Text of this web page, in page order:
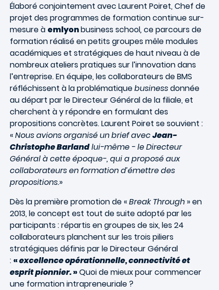
Élaboré conjointement avec Laurent Poiret, Chef de
projet des programmes de formation continue sur-
mesure à emlyonbusiness school, ce parcours de
formation réalisé en petits groupes mêle modules
académiques et stratégiques de haut niveau à de
nombreux ateliers pratiques sur l’innovation dans
l’entreprise. En équipe, les collaborateurs de BMS
réfléchissent à la problématiquebusinessdonnée
au départ par le Directeur Général de la filiale, et
cherchent à y répondre en formulant des
propositions concrètes. Laurent Poiret se souvient :
«Nous avions organisé un brief avecJean-
Christophe Barlandlui-même - le Directeur
Général à cette époque-, qui a proposé aux
collaborateurs en formation d’émettre des
propositions.»
Dès la première promotion de «Break Through » en
2013, le concept est tout de suite adopté par les
participants : répartis en groupes de six, les 24
collaborateurs planchent sur les trois piliers
stratégiques définis par le Directeur Général
: «excellence opérationnelle, connectivité et
esprit pionnier.»Quoi de mieux pour commencer
une formation intrapreneuriale ?